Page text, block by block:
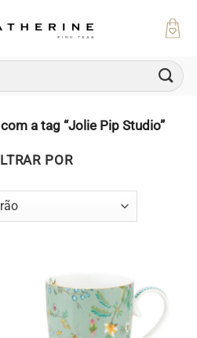
a tag “Jolie Pip Studio”
POR